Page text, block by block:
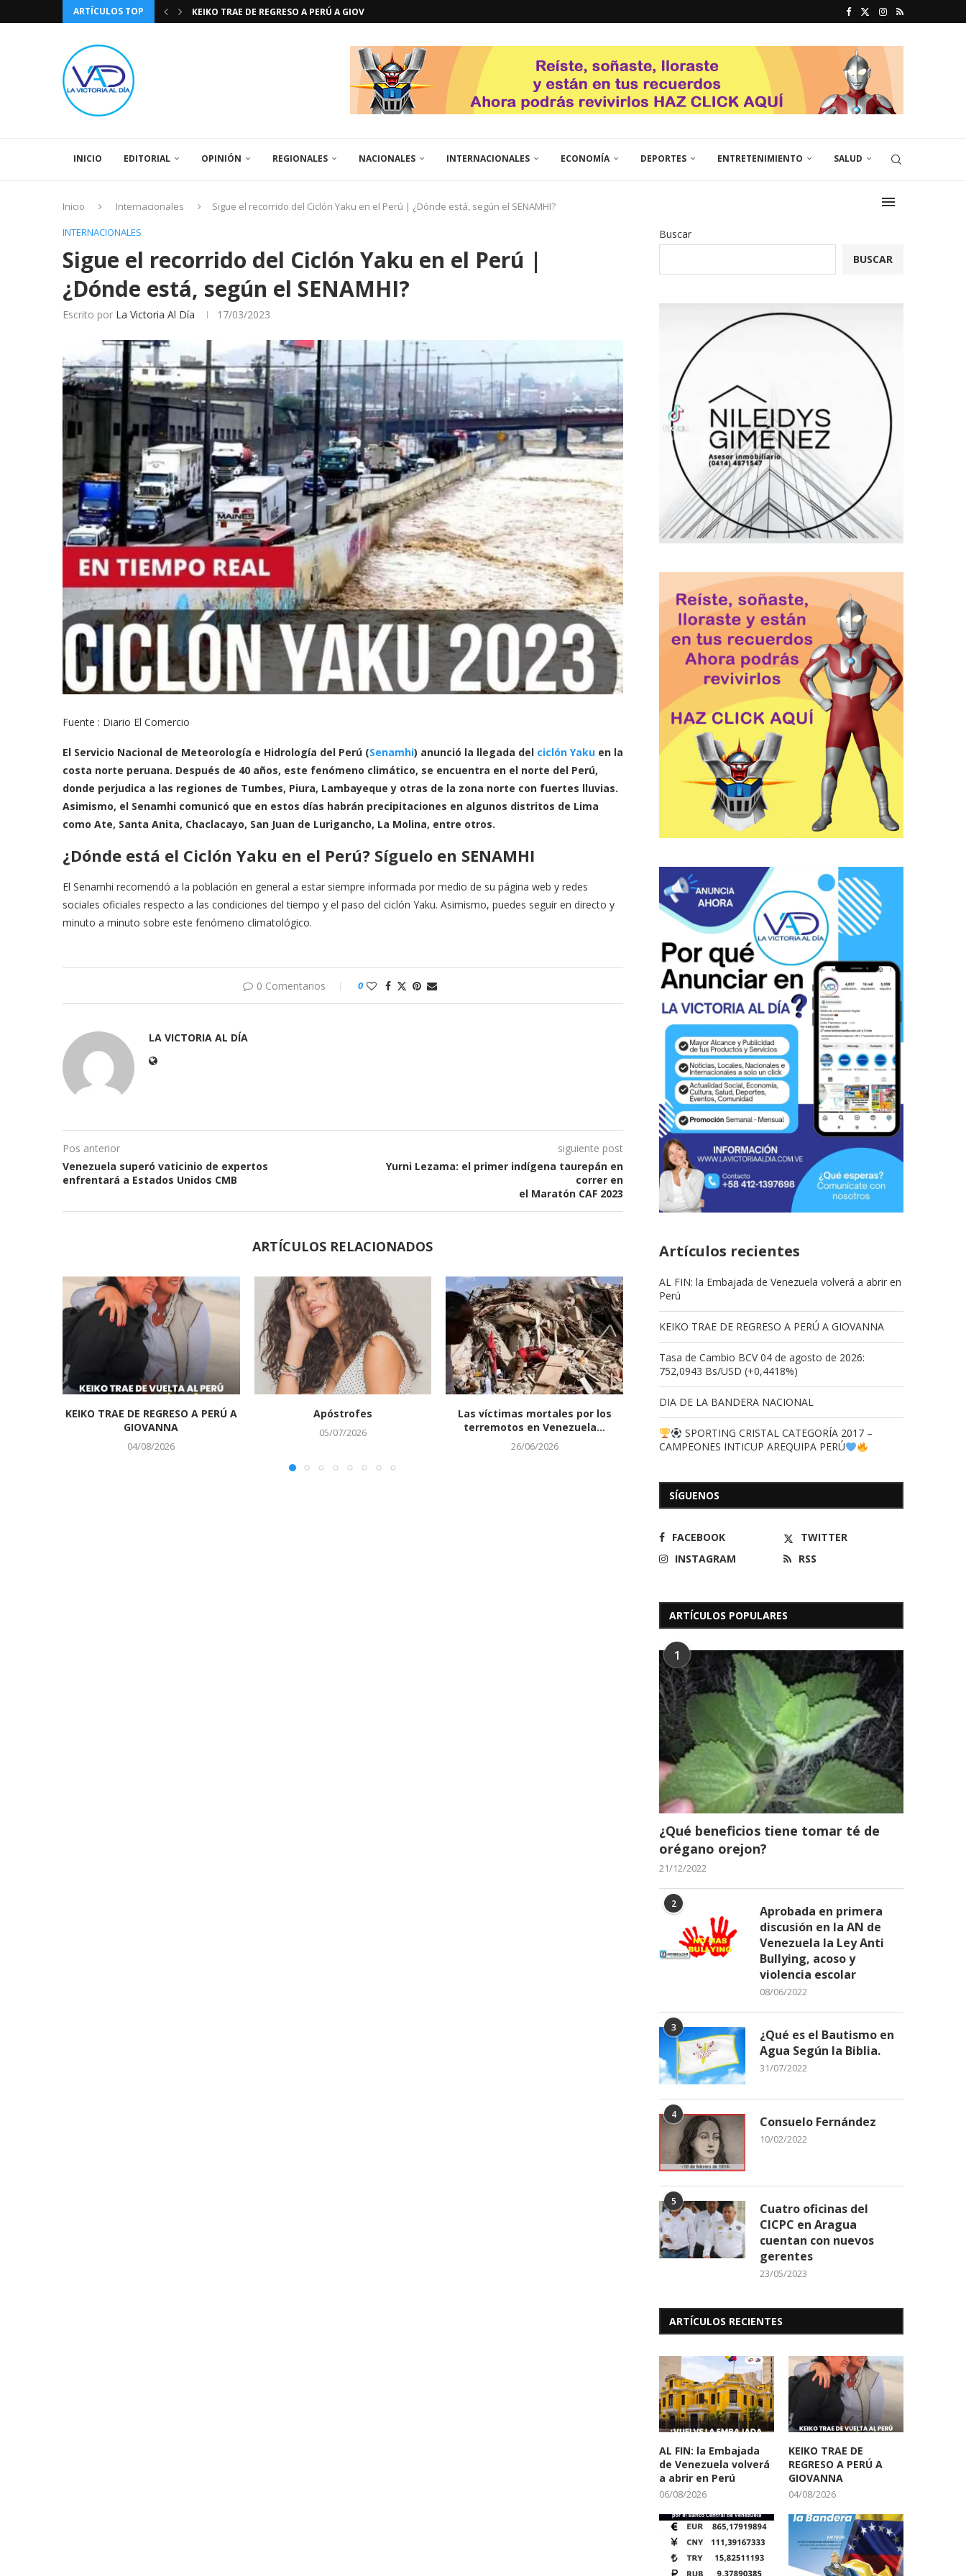
ARTÍCULOS TOP
KEIKO TRAE DE REGRESO A PERÚ A GIOVANNA
INICIO EDITORIAL OPINIÓN REGIONALES NACIONALES INTERNACIONALES ECONOMÍA DEPORTES ENTRETENIMIENTO SALUD
Inicio Internacionales
Sigue el recorrido del Ciclón Yaku en el Perú | ¿Dónde está, según el SENAMHI?
INTERNACIONALES
Sigue el recorrido del Ciclón Yaku en el Perú |
¿Dónde está, según el SENAMHI?
Escrito por La Victoria Al Día 17/03/2023
Fuente : Diario El Comercio
El Servicio Nacional de Meteorología e Hidrología del Perú (Senamhi) anunció la llegada del ciclón Yaku en la
costa norte peruana. Después de 40 años, este fenómeno climático, se encuentra en el norte del Perú,
donde perjudica a las regiones de Tumbes, Piura, Lambayeque y otras de la zona norte con fuertes lluvias.
Asimismo, el Senamhi comunicó que en estos días habrán precipitaciones en algunos distritos de Lima
como Ate, Santa Anita, Chaclacayo, San Juan de Lurigancho, La Molina, entre otros.
¿Dónde está el Ciclón Yaku en el Perú? Síguelo en SENAMHI
El Senamhi recomendó a la población en general a estar siempre informada por medio de su página web y redes
sociales oficiales respecto a las condiciones del tiempo y el paso del ciclón Yaku. Asimismo, puedes seguir en directo y
minuto a minuto sobre este fenómeno climatológico.
0 Comentarios 0
LA VICTORIA AL DÍA
Pos anterior
Venezuela superó vaticinio de expertos
enfrentará a Estados Unidos CMB
siguiente post
Yurni Lezama: el primer indígena taurepán en
correr en
el Maratón CAF 2023
ARTÍCULOS RELACIONADOS
KEIKO TRAE DE REGRESO A PERÚ A
GIOVANNA
04/08/2026
Apóstrofes
05/07/2026
Las víctimas mortales por los
terremotos en Venezuela...
26/06/2026
14/06/2026
Buscar
BUSCAR
Artículos recientes
AL FIN: la Embajada de Venezuela volverá a abrir en
Perú
KEIKO TRAE DE REGRESO A PERÚ A GIOVANNA
Tasa de Cambio BCV 04 de agosto de 2026:
752,0943 Bs/USD (+0,4418%)
DIA DE LA BANDERA NACIONAL
SPORTING CRISTAL CATEGORÍA 2017 –
CAMPEONES INTICUP AREQUIPA PERÚ
SÍGUENOS
FACEBOOK
TWITTER
INSTAGRAM
RSS
ARTÍCULOS POPULARES
1
¿Qué beneficios tiene tomar té de
orégano orejon?
21/12/2022
2
Aprobada en primera
discusión en la AN de
Venezuela la Ley Anti
Bullying, acoso y
violencia escolar
08/06/2022
3
¿Qué es el Bautismo en
Agua Según la Biblia.
31/07/2022
4 Consuelo Fernández
10/02/2022
5
Cuatro oficinas del
CICPC en Aragua
cuentan con nuevos
gerentes
23/05/2023
ARTÍCULOS RECIENTES
AL FIN: la Embajada
de Venezuela volverá
a abrir en Perú
06/08/2026
KEIKO TRAE DE
REGRESO A PERÚ A
GIOVANNA
04/08/2026